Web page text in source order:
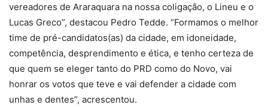
vereadores de Araraquara na nossa coligação, o Lineu e o
Lucas Greco”, destacou Pedro Tedde. “Formamos o melhor
time de pré-candidatos(as) da cidade, em idoneidade,
competência, desprendimento e ética, e tenho certeza de
que quem se eleger tanto do PRD como do Novo, vai
honrar os votos que teve e vai defender a cidade com
unhas e dentes”, acrescentou.